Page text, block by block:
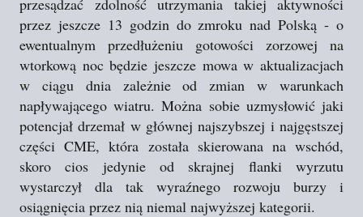
przesądzać zdolność utrzymania takiej aktywności
przez jeszcze 13 godzin do zmroku nad Polską - o
ewentualnym przedłużeniu gotowości zorzowej na
wtorkową noc będzie jeszcze mowa w aktualizacjach
w ciągu dnia zależnie od zmian w warunkach
napływającego wiatru. Można sobie uzmysłowić jaki
potencjał drzemał w głównej najszybszej i najgęstszej
części CME, która została skierowana na wschód,
skoro cios jedynie od skrajnej flanki wyrzutu
wystarczył dla tak wyraźnego rozwoju burzy i
osiągnięcia przez nią niemal najwyższej kategorii.